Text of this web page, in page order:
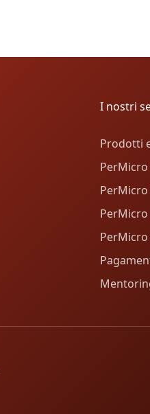
I nostri
Prodotti
PerMicro